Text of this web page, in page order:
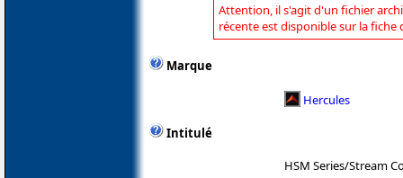
Attention, il s'agit d'un fichier
récente est disponible sur la fiche
Marque
Hercules
Intitulé
HSM Series/Stream